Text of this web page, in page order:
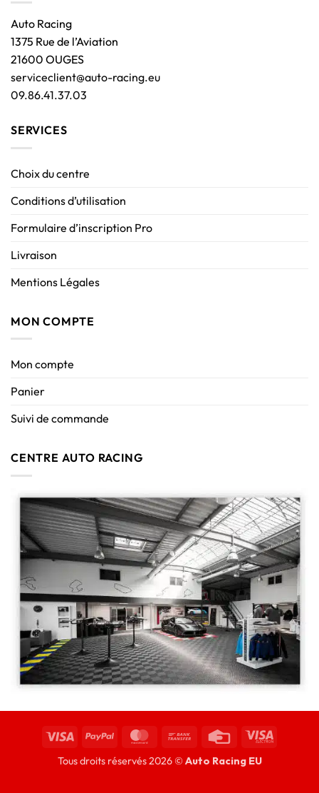
Auto Racing
1375 Rue de l’Aviation
21600 OUGES
serviceclient@auto-racing.eu
09.86.41.37.03
SERVICES
Choix du centre
Conditions d’utilisation
Formulaire d’inscription Pro
Livraison
Mentions Légales
MON COMPTE
Mon compte
Panier
Suivi de commande
CENTRE AUTO RACING
Tous droits réservés 2026 © Auto Racing EU